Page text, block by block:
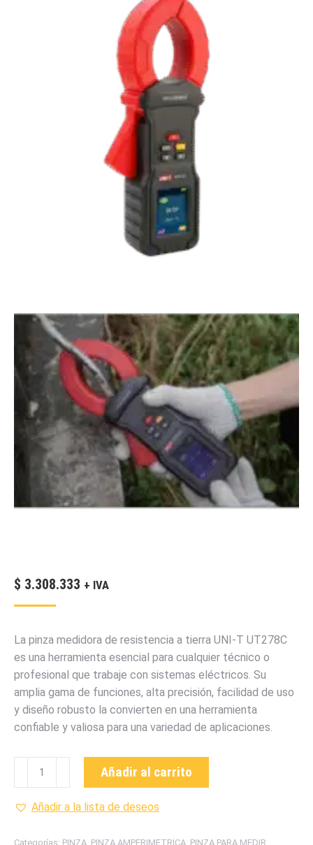
$ 3.308.333 + IVA
La pinza medidora de resistencia a tierra UNI-T UT278C
es una herramienta esencial para cualquier técnico o
profesional que trabaje con sistemas eléctricos. Su
amplia gama de funciones, alta precisión, facilidad de uso
y diseño robusto la convierten en una herramienta
confiable y valiosa para una variedad de aplicaciones.
UT278C
PARA
Añadir al carrito
Añadir a la lista de deseos
Categorías: PINZA PINZA AMPERIMETRICA PINZA PARA MEDIR